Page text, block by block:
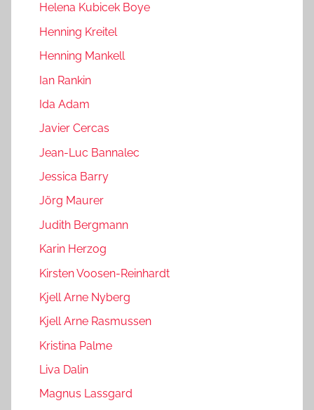
Helena Kubicek Boye
Henning Kreitel
Henning Mankell
Ian Rankin
Ida Adam
Javier Cercas
Jean-Luc Bannalec
Jessica Barry
Jörg Maurer
Judith Bergmann
Karin Herzog
Kirsten Voosen-Reinhardt
Kjell Arne Nyberg
Kjell Arne Rasmussen
Kristina Palme
Liva Dalin
Magnus Lassgard